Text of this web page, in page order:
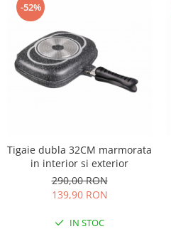
-52%
Tigaie dubla 32CM marmorata
in interior si exterior
290,00 RON
139,90 RON
IN STOC